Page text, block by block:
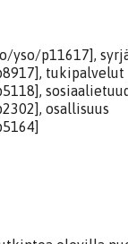
yso/p11617],
tukipalvelut
osallisuus